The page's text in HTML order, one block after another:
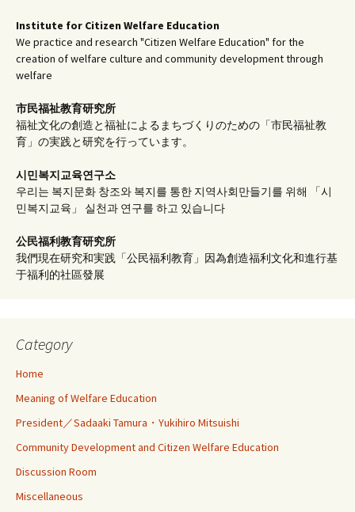
Institute for Citizen Welfare Education
We practice and research "Citizen Welfare Education" for the
creation of welfare culture and community development through
welfare
市民福祉教育研究所
福祉文化の創造と福祉によるまちづくりのための「市民福祉教
育」の実践と研究を行っています。
시민복지교육연구소
우리는 복지문화 창조와 복지를 통한 지역사회만들기를 위해 「시
민복지교육」 실천과 연구를 하고 있습니다
公民福利教育研究所
我們現在研究和実践「公民福利教育」因為創造福利文化和進行基
于福利的社區發展
Category
Home
Meaning of Welfare Education
President／Sadaaki Tamura・Yukihiro Mitsuishi
Community Development and Citizen Welfare Education
Discussion Room
Miscellaneous